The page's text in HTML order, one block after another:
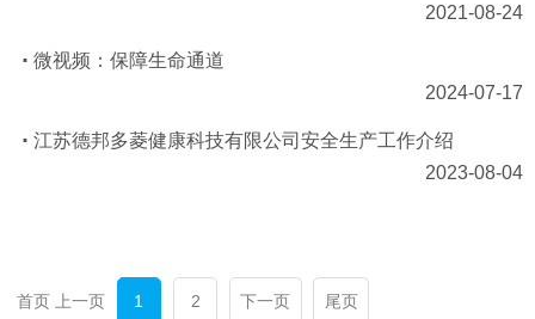
2021-08-24
微视频：保障生命通道
2024-07-17
江苏德邦多菱健康科技有限公司安全生产工作介绍
2023-08-04
首页 上一页 1 2 下一页 尾页